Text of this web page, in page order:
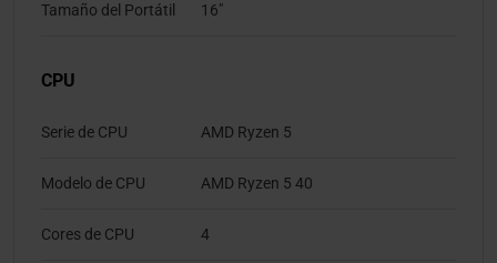
Tamaño del Portátil 16"
CPU
Serie de CPU AMD Ryzen 5
Modelo de CPU AMD Ryzen 5 40
Cores de CPU 4